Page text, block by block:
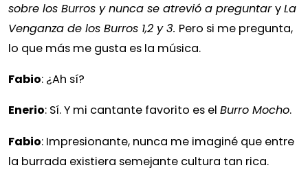
sobre los Burros y nunca se atrevió a preguntaryLa
Venganza de los Burros 1,2 y 3. Pero si me pregunta,
lo que más me gusta es la música.
Fabio: ¿Ah sí?
Enerio: Sí. Y mi cantante favorito es el Burro Mocho.
Fabio: Impresionante, nunca me imaginé que entre
la burrada existiera semejante cultura tan rica.